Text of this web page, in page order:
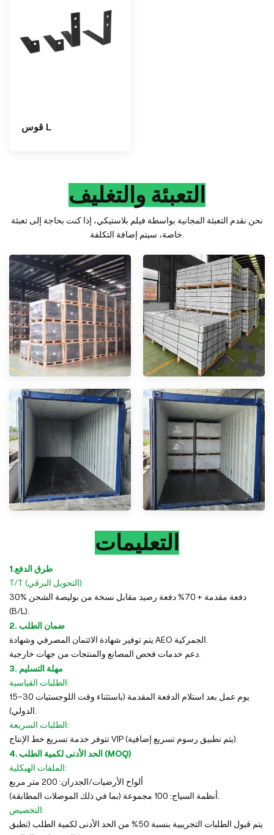
قوس L
التعبئة والتغليف
نحن نقدم التعبئة المجانية بواسطة فيلم بلاستيكي، إذا كنت بحاجة إلى تعبئة
التعليمات
1.طرق الدفع
T/T (التحويل البرقي):
30% دفعة مقدمة + 70% دفعة رصيد مقابل نسخة من بوليصة الشحن
(B/L).
2. ضمان الطلب
3. مهلة التسليم
الطلبات القياسية:
15–30 يوم عمل بعد استلام الدفعة المقدمة (باستثناء وقت اللوجستيات
الطلبات السريعة:
تتوفر خدمة تسريع خط الإنتاج VIP (يتم تطبيق رسوم تسريع إضافية).
4. الحد الأدنى لكمية الطلب (MOQ)
الملفات الهيكلية:
ألواح الأرضيات/الجدران: 200 متر مربع
التخصيص:
يتم قبول الطلبات التجريبية بنسبة 50% من الحد الأدنى لكمية الطلب (تطبق